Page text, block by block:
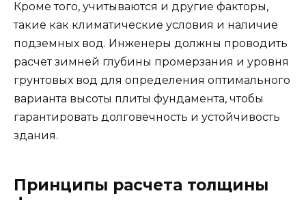
Кроме того, учитываются и другие факторы,
такие как климатические условия и наличие
подземных вод. Инженеры должны проводить
расчет зимней глубины промерзания и уровня
грунтовых вод для определения оптимального
варианта высоты плиты фундамента, чтобы
гарантировать долговечность и устойчивость
здания.
Принципы расчета толщины